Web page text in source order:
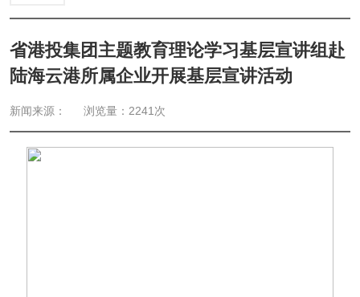
省港投集团主题教育理论学习基层宣讲组赴
陆海云港所属企业开展基层宣讲活动
新闻来源： 浏览量：2241次